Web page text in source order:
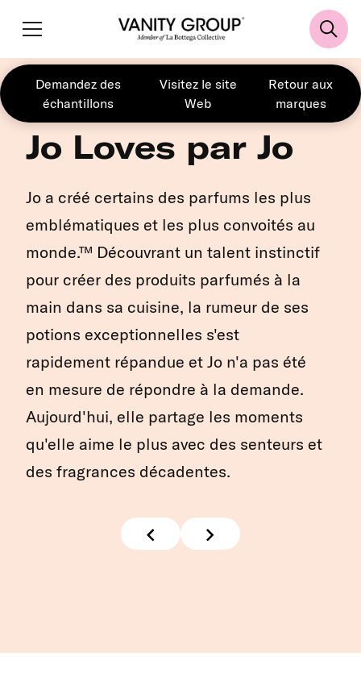
Demandez des
échantillons
Visitez le site
Web
Retour aux
marques
Jo Loves par Jo
Jo a créé certains des parfums les plus
emblématiques et les plus convoités au
monde.™ Découvrant un talent instinctif
pour créer des produits parfumés à la
main dans sa cuisine, la rumeur de ses
potions exceptionnelles s'est
rapidement répandue et Jo n'a pas été
en mesure de répondre à la demande.
Aujourd'hui, elle partage les moments
qu'elle aime le plus avec des senteurs et
des fragrances décadentes.